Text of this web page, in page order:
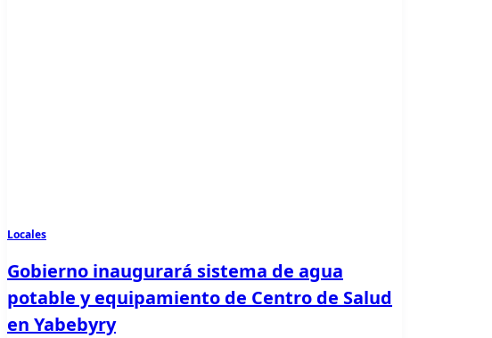
Locales
Gobierno inaugurará sistema de agua
potable y equipamiento de Centro de Salud
en Yabebyry